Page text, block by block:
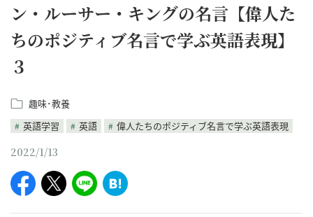
ン・ルーサー・キングの名言【偉人た
ちのポジティブ名言で学ぶ英語表現】
３
趣味･教養
英語学習
英語 偉人たちのポジティブ名言で学ぶ英語表現
2022/1/13